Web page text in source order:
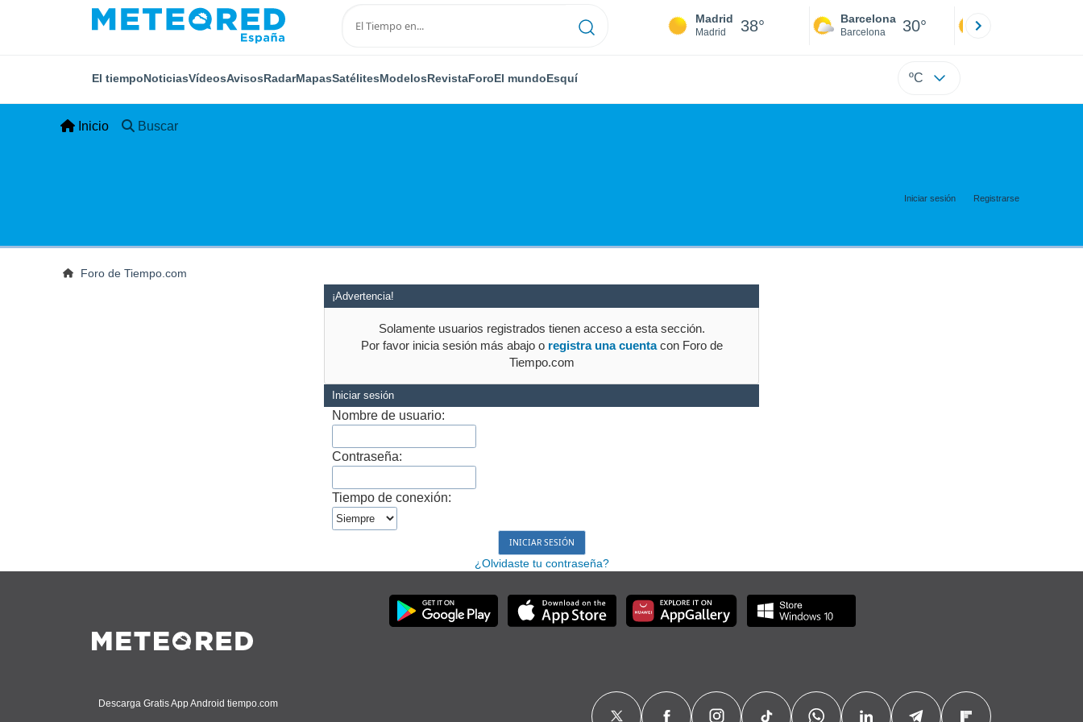
Madrid
Madrid 38° Barcelona
Barcelona 30°
El tiempoNoticiasVídeosAvisosRadarMapasSatélitesModelosRevistaForoEl mundoEsquí ºC
Inicio Buscar
Iniciar sesión Registrarse
Foro de Tiempo.com
¡Advertencia!
Solamente usuarios registrados tienen acceso a esta sección.
Por favor inicia sesión más abajo o registra una cuentacon Foro de
Tiempo.com
Iniciar sesión
Nombre de usuario:
Contraseña:
Tiempo de conexión:
¿Olvidaste tu contraseña?
Descarga Gratis App Android tiempo.com